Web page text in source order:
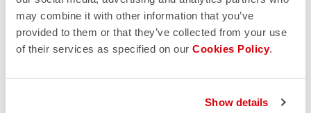
may combine it with other information that you’ve
provided to them or that they’ve collected from your use
of their services as specified on our Cookies Policy.
Show details
AVEZ-VOUS BESOIN D'AIDE ?
Si vous avez des doutes ou besoin d'aide, ne vous inquiétez
pas, nous sommes là pour vous!